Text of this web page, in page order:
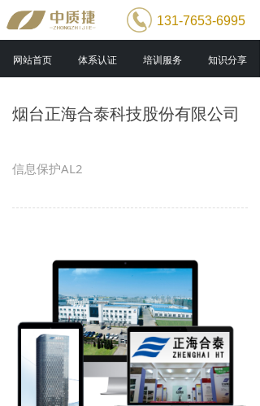
131-7653-6995
网站首页 体系认证 培训服务 知识分享
烟台正海合泰科技股份有限公司
信息保护AL2